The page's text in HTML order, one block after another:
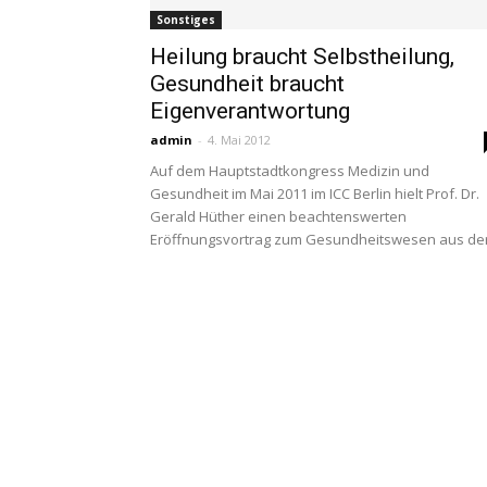
Sonstiges
Heilung braucht Selbstheilung,
Gesundheit braucht
Eigenverantwortung
admin - 4. Mai 2012
Auf dem Hauptstadtkongress Medizin und
Gesundheit im Mai 2011 im ICC Berlin hielt Prof. Dr.
Gerald Hüther einen beachtenswerten
Eröffnungsvortrag zum Gesundheitswesen aus